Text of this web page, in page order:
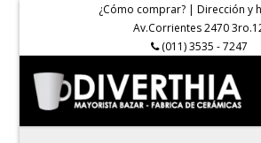
¿Cómo comprar? | Dirección y
Av.Corrientes 2470
(011) 3535 - 7247